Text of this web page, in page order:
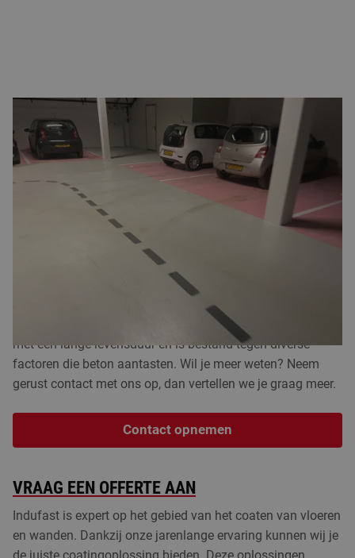
PARKEERGARAGE COATING LATEN
AANBRENGEN
Wil je in de parkeergarage een coating laten aanbrengen?
Wij gaan daar graag voor je mee aan de slag en vertellen je
meer over de kleuren en soorten die we kunnen realiseren.
Uiteraard met alle belangrijke eigenschappen en, indien
gewenst, al binnen één dag aangebracht. Zo kun je de
vloer direct weer belasten en blijft de onderbreking tot een
De sterke parkeergaragevloercoating zorgt voor een vloer
met een lange levensduur en is bestand tegen diverse
factoren die beton aantasten. Wil je meer weten? Neem
gerust contact met ons op, dan vertellen we je graag meer.
Contact opnemen
VRAAG EEN OFFERTE AAN
Indufast is expert op het gebied van het coaten van vloeren
en wanden. Dankzij onze jarenlange ervaring kunnen wij je